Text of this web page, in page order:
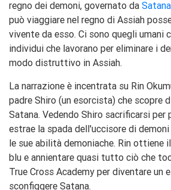
regno dei demoni, governato da Satana
può viaggiare nel regno di Assiah
vivente da esso. Ci sono quegli umani
individui che lavorano per eliminare i
modo distruttivo in Assiah.
La narrazione è incentrata su Rin
padre Shiro (un esorcista) che scopre
Satana. Vedendo Shiro sacrificarsi per
estrae la spada dell'uccisore di
le sue abilità demoniache. Rin ottiene
blu e annientare quasi tutto ciò che
True Cross Academy per diventare un
sconfiggere Satana.